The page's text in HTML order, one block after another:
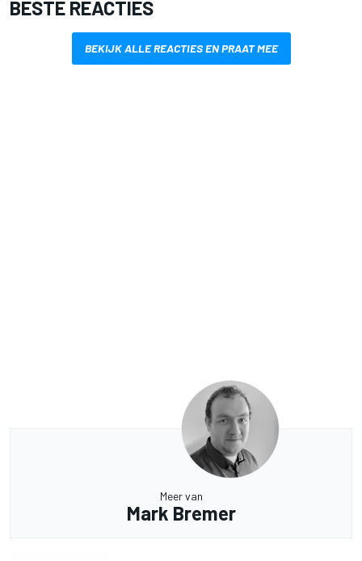
BESTE REACTIES
BEKIJK ALLE REACTIES EN PRAAT MEE
Meer van
Mark Bremer